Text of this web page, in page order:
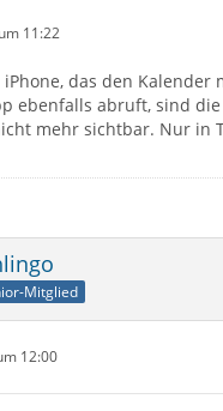
11:22
das den Kalender
ebenfalls abruft, sind
mehr sichtbar. Nur in
Mitglied
12:00